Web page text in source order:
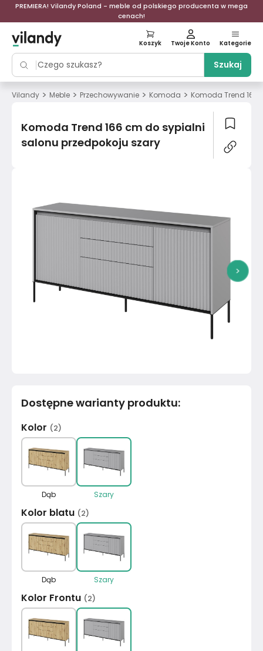
PREMIERA! Vilandy Poland - meble od polskiego producenta w mega
cenach!
Szukaj
Koszyk Twoje Konto Kategorie
Vilandy > Meble > Przechowywanie > Komoda > Komoda Trend
Komoda Trend 166 cm do sypialni
salonu przedpokoju szary
>
Dostępne warianty produktu:
Kolor (2)
Dąb Szary
Kolor blatu (2)
Dąb Szary
Kolor Frontu (2)